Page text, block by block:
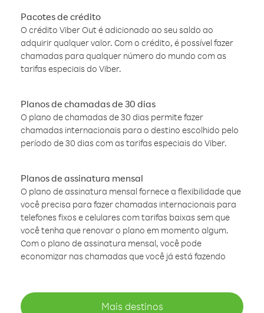
Pacotes de crédito
O crédito Viber Out é adicionado ao seu saldo ao
adquirir qualquer valor. Com o crédito, é possível fazer
chamadas para qualquer número do mundo com as
tarifas especiais do Viber.
Planos de chamadas de 30 dias
O plano de chamadas de 30 dias permite fazer
chamadas internacionais para o destino escolhido pelo
período de 30 dias com as tarifas especiais do Viber.
Planos de assinatura mensal
O plano de assinatura mensal fornece a flexibilidade que
você precisa para fazer chamadas internacionais para
telefones fixos e celulares com tarifas baixas sem que
você tenha que renovar o plano em momento algum.
Com o plano de assinatura mensal, você pode
economizar nas chamadas que você já está fazendo
Mais destinos